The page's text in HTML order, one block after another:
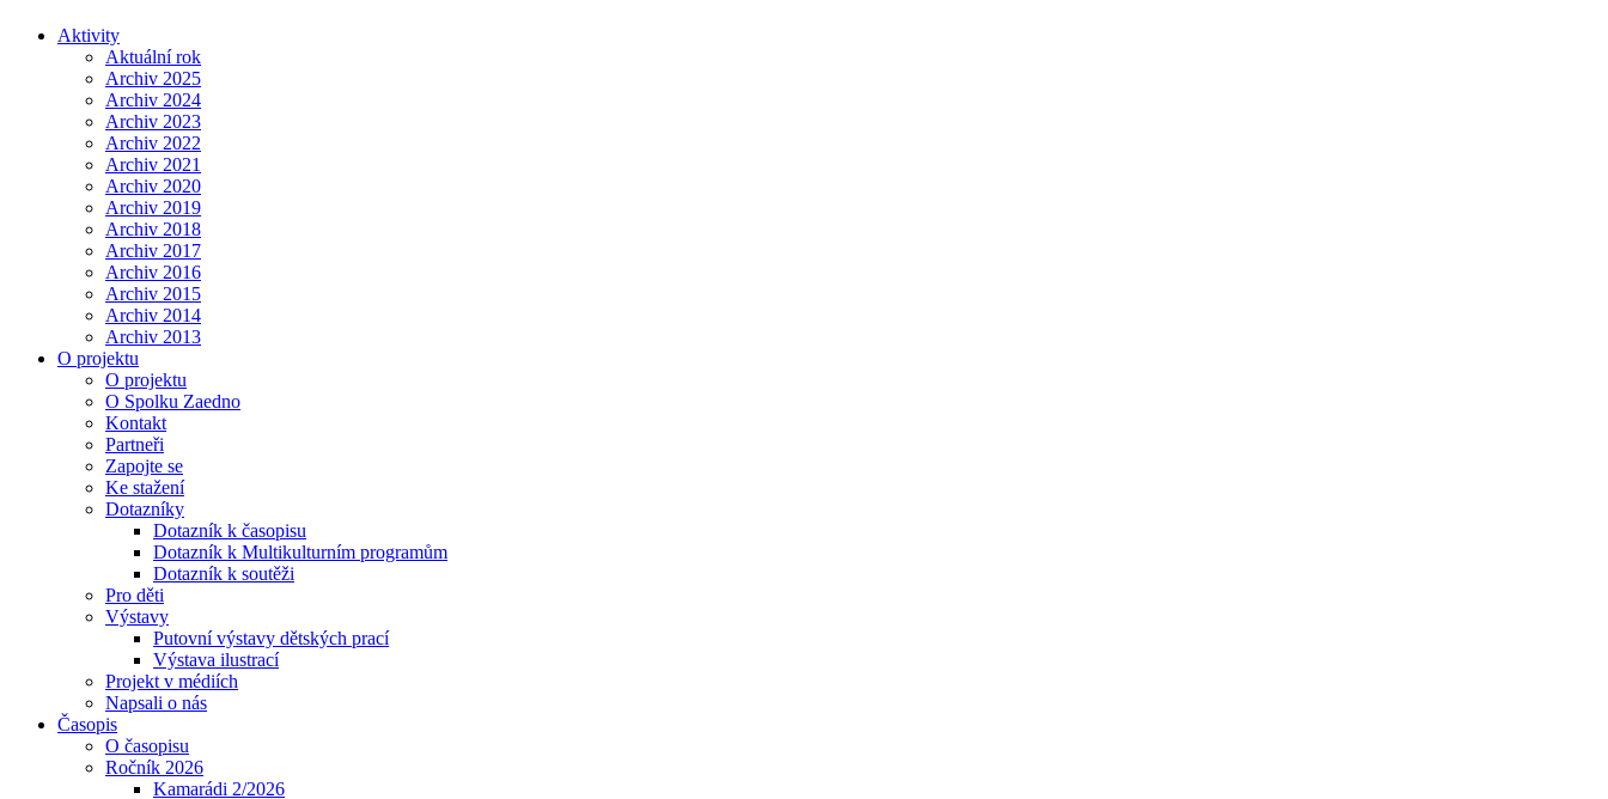
Aktivity
Aktuální rok
Archiv 2025
Archiv 2024
Archiv 2023
Archiv 2022
Archiv 2021
Archiv 2020
Archiv 2019
Archiv 2018
Archiv 2017
Archiv 2016
Archiv 2015
Archiv 2014
Archiv 2013
O projektu
O projektu
O Spolku Zaedno
Kontakt
Partneři
Zapojte se
Ke stažení
Dotazníky
Dotazník k časopisu
Dotazník k Multikulturním programům
Dotazník k soutěži
Pro děti
Výstavy
Putovní výstavy dětských prací
Výstava ilustrací
Projekt v médiích
Napsali o nás
Časopis
O časopisu
Ročník 2026
Kamarádi 2/2026